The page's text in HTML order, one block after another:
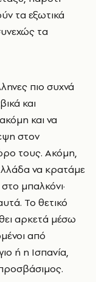
τα εξωτικά
τα
πιο συχνά
και
και να
στον
τους. Ακόμη,
να κρατάμε
μπαλκόνι·
Το θετικό
αρκετά μέσω
από
ή η Ισπανία,